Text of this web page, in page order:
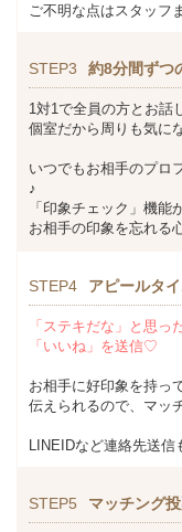
ご不明な点はスタッフ
STEP3 約8分間ずつ
1対1で全員の方とお話
個室だから周りも気に
いつでもお相手のプロ
♪
「印象チェック」機能
お相手の印象を忘れる
STEP4 アピールタ
「ステキだな」と思っ
「いいね」を送信♡
お相手に好印象を持っ
伝えられるので、マッ
LINEIDなど連絡先送信
STEP5 マッチング